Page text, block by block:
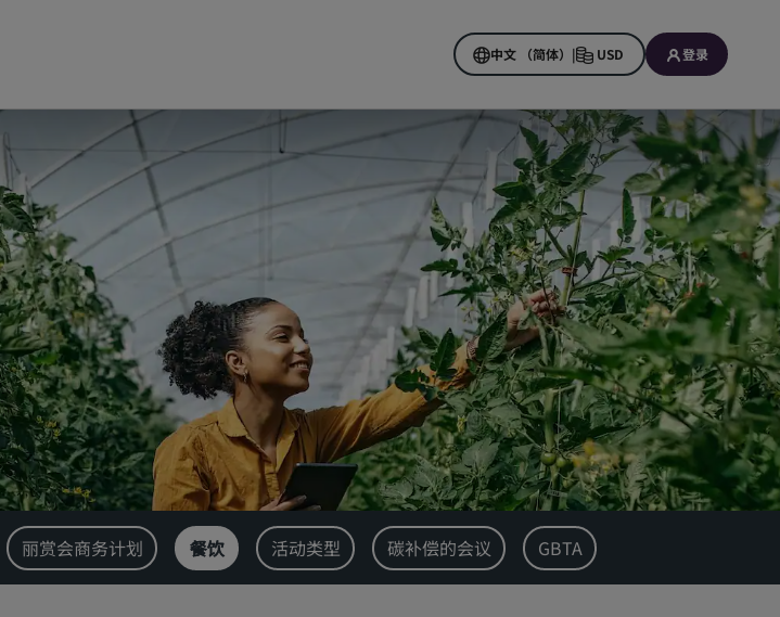
中文 （简体） | USD 登录
丽赏会商务计划 餐饮 活动类型 碳补偿的会议 GBTA